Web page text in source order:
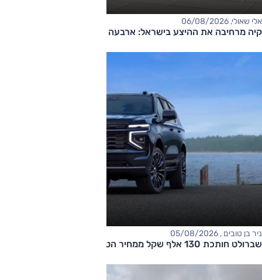
אלי שאולי, 06/08/2026
קיה מרחיבה את ההיצע בישראל: ארבעה דגמים חדשים בדרך
ניר בן טובים , 05/08/2026
שברולט חותכת 130 אלף שקל ממחיר הטאהו